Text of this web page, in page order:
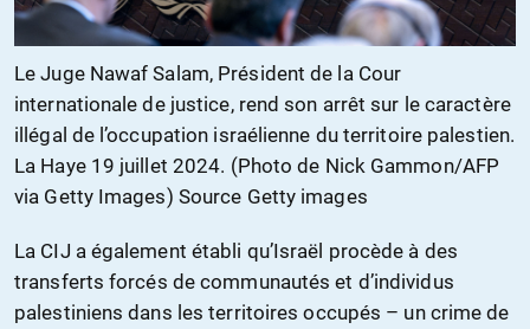
Le Juge Nawaf Salam, Président de la Cour
internationale de justice, rend son arrêt sur le caractère
illégal de l’occupation israélienne du territoire palestien.
La Haye 19 juillet 2024. (Photo de Nick Gammon/AFP
via Getty Images) Source Getty images
La CIJ a également établi qu’Israël procède à des
transferts forcés de communautés et d’individus
palestiniens dans les territoires occupés – un crime de